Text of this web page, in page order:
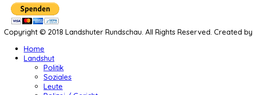
Copyright © 2018 Landshuter Rundschau. All Rights Reserved. Created
Home
Landshut
Politik
Soziales
Leute